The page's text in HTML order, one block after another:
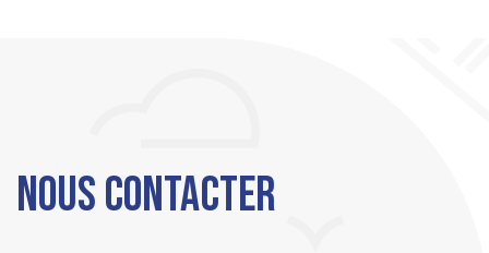
NOUS CONTACTER